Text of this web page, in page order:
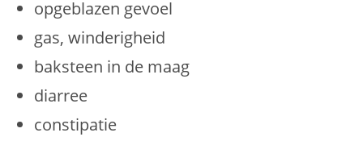
opgeblazen gevoel
gas, winderigheid
baksteen in de maag
diarree
constipatie